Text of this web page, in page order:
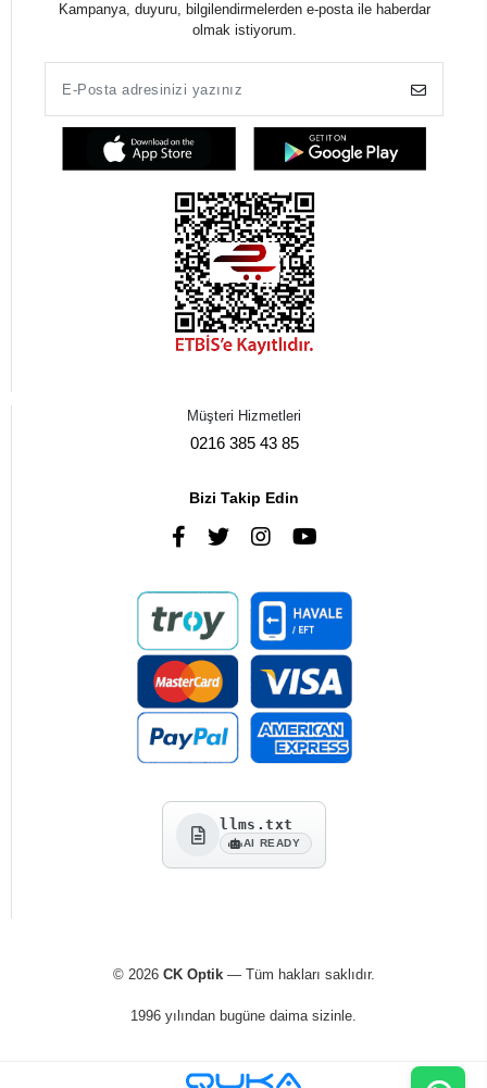
Kampanya, duyuru, bilgilendirmelerden e-posta ile haberdar
olmak istiyorum.
Müşteri Hizmetleri
0216 385 43 85
Bizi Takip Edin
llms.txt
AI READY
© 2026 CK Optik— Tüm hakları saklıdır.
1996 yılından bugüne daima sizinle.